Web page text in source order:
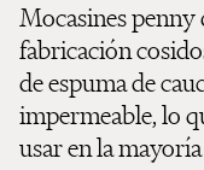
Mocasines penny
fabricación
de espuma de
impermeable, lo
usar en la